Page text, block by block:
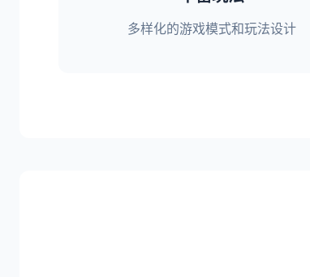
多样化的游戏模式和玩法设计